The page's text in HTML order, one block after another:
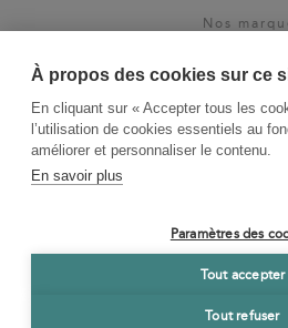
À propos des cookies sur ce
En cliquant sur « Accepter tous les
l’utilisation de cookies essentiels au
améliorer et personnaliser le contenu.
En savoir plus
Paramètres des
Tout accepter
Tout refuser
Nos
Espace
La Vie des